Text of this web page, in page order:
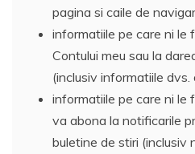
pagina si caile de
informatiile pe care ni le
Contului meu sau la
(inclusiv informatiile
informatiile pe care ni le
va abona la notificarile
buletine de stiri (inclusiv